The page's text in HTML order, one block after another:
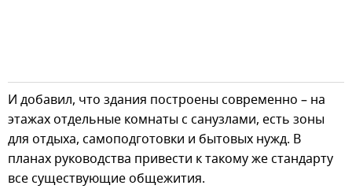
И добавил, что здания построены современно – на
этажах отдельные комнаты с санузлами, есть зоны
для отдыха, самоподготовки и бытовых нужд. В
планах руководства привести к такому же стандарту
все существующие общежития.